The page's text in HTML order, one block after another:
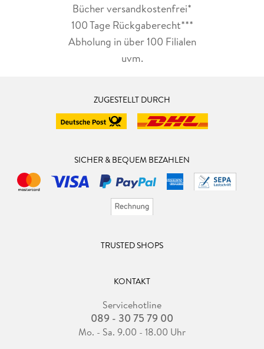
Bücher versandkostenfrei*
100 Tage Rückgaberecht***
Abholung in über 100 Filialen
uvm.
ZUGESTELLT DURCH
SICHER & BEQUEM BEZAHLEN
TRUSTED SHOPS
KONTAKT
Servicehotline
089 - 30 75 79 00
Mo. - Sa. 9.00 - 18.00 Uhr